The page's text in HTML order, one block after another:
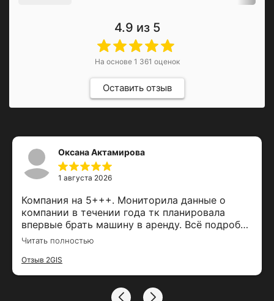
4.9 из 5
На основе 1 361 оценок
Оставить отзыв
Оксана Актамирова
1 августа 2026
Компания на 5+++. Мониторила данные о
компании в течении года тк планировала
впервые брать машину в аренду. Всё подробно
написали, подстроились под мои условия (
спасибо Михаилу , всё рассказал, показал,
обьяснил. Попросила поменять время по
возврату автомобиля на более раннее, без
проблем всё перенесли . Брала автомобиль
Читать полностью
Отзыв 2GIS